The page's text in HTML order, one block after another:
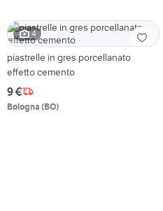
4
piastrelle in gres porcellanato
effetto cemento
9 €
Bologna (BO)